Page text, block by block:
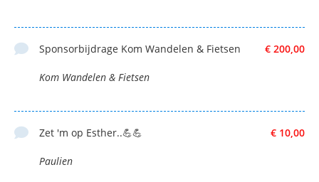
€ 200,00
Sponsorbijdrage Kom Wandelen & Fietsen
Kom Wandelen & Fietsen
€ 10,00
Zet 'm op Esther..💪💪
Paulien